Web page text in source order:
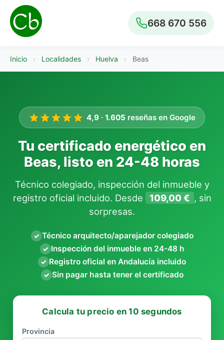
668 670 556
Inicio › Localidades › Huelva › Beas
4,9 · 1.605 reseñas en Google
Tu certificado energético en
Beas, listo en 24-48 horas
Técnico colegiado, inspección del inmueble y
registro oficial incluido. Desde
109,00 € , sin
sorpresas.
✓ Técnico arquitecto/aparejador colegiado
✓ Inspección del inmueble en 24-48 h
✓ Registro oficial en Andalucía incluido
✓ Sin pagar hasta tener el certificado
Calcula tu precio en 10 segundos
Provincia